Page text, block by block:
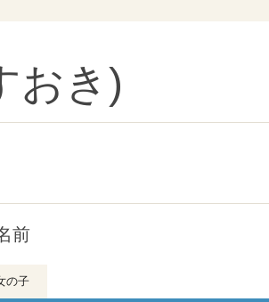
おき)
前
の子